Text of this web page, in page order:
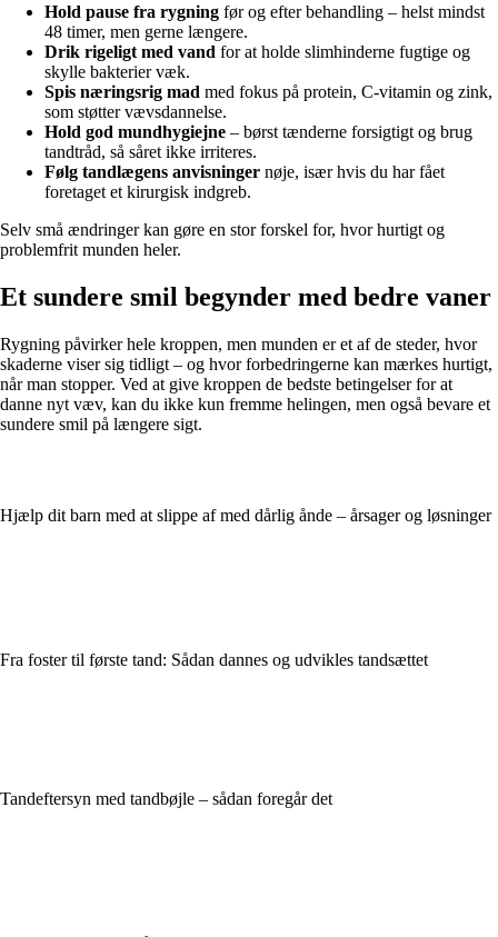
Hold pause fra rygning før og efter behandling – helst mindst
48 timer, men gerne længere.
Drik rigeligt med vand for at holde slimhinderne fugtige og
skylle bakterier væk.
Spis næringsrig mad med fokus på protein, C-vitamin og zink,
som støtter vævsdannelse.
Hold god mundhygiejne – børst tænderne forsigtigt og brug
tandtråd, så såret ikke irriteres.
Følg tandlægens anvisninger nøje, især hvis du har fået
foretaget et kirurgisk indgreb.
Selv små ændringer kan gøre en stor forskel for, hvor hurtigt og
problemfrit munden heler.
Et sundere smil begynder med bedre vaner
Rygning påvirker hele kroppen, men munden er et af de steder, hvor
skaderne viser sig tidligt – og hvor forbedringerne kan mærkes hurtigt,
når man stopper. Ved at give kroppen de bedste betingelser for at
danne nyt væv, kan du ikke kun fremme helingen, men også bevare et
sundere smil på længere sigt.
Hjælp dit barn med at slippe af med dårlig ånde – årsager og løsninger
Fra foster til første tand: Sådan dannes og udvikles tandsættet
Tandeftersyn med tandbøjle – sådan foregår det